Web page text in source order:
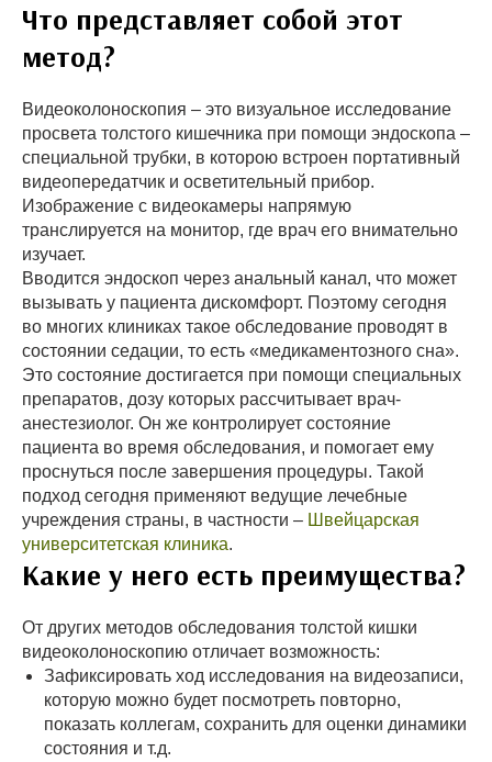
Что представляет собой этот
метод?
Видеоколоноскопия – это визуальное исследование
просвета толстого кишечника при помощи эндоскопа –
специальной трубки, в которою встроен портативный
видеопередатчик и осветительный прибор.
Изображение с видеокамеры напрямую
транслируется на монитор, где врач его внимательно
изучает.
Вводится эндоскоп через анальный канал, что может
вызывать у пациента дискомфорт. Поэтому сегодня
во многих клиниках такое обследование проводят в
состоянии седации, то есть «медикаментозного сна».
Это состояние достигается при помощи специальных
препаратов, дозу которых рассчитывает врач-
анестезиолог. Он же контролирует состояние
пациента во время обследования, и помогает ему
проснуться после завершения процедуры. Такой
подход сегодня применяют ведущие лечебные
учреждения страны, в частности – Швейцарская
университетская клиника.
Какие у него есть преимущества?
От других методов обследования толстой кишки
видеоколоноскопию отличает возможность:
Зафиксировать ход исследования на видеозаписи,
которую можно будет посмотреть повторно,
показать коллегам, сохранить для оценки динамики
состояния и т.д.